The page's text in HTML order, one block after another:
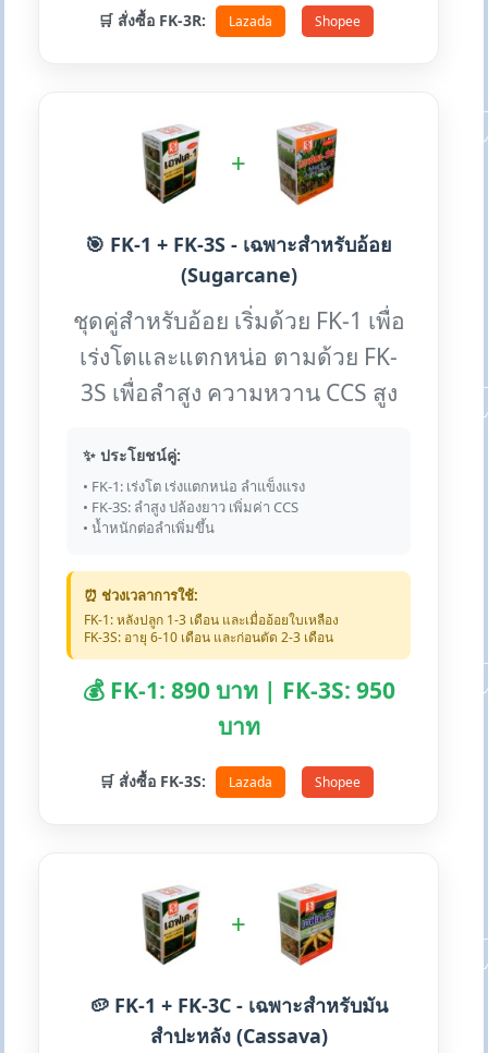
🛒 สั่งซื้อ FK-3R: Lazada Shopee
+
🎯 FK-1 + FK-3S - เฉพาะสำหรับอ้อย
(Sugarcane)
ชุดคู่สำหรับอ้อย เริ่มด้วย FK-1 เพื่อ
เร่งโตและแตกหน่อ ตามด้วย FK-
3S เพื่อลำสูง ความหวาน CCS สูง
✨ ประโยชน์คู่:
• FK-1: เร่งโต เร่งแตกหน่อ ลำแข็งแรง
• FK-3S: ลำสูง ปล้องยาว เพิ่มค่า CCS
• น้ำหนักต่อลำเพิ่มขึ้น
⏰ ช่วงเวลาการใช้:
FK-1: หลังปลูก 1-3 เดือน และเมื่ออ้อยใบเหลือง
FK-3S: อายุ 6-10 เดือน และก่อนตัด 2-3 เดือน
💰 FK-1: 890 บาท | FK-3S: 950
บาท
🛒 สั่งซื้อ FK-3S: Lazada Shopee
+
🥔 FK-1 + FK-3C - เฉพาะสำหรับมัน
สำปะหลัง (Cassava)